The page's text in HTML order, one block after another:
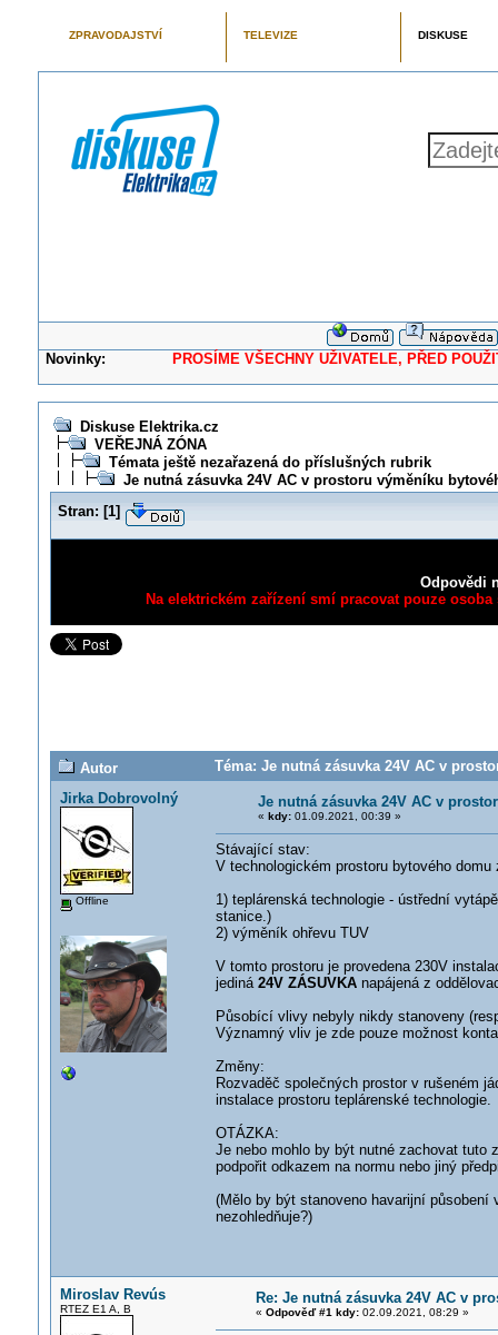
ZPRAVODAJSTVÍ TELEVIZE DISKUSE
Novinky: PROSÍME VŠECHNY UŽIVATELE, PŘED
Diskuse Elektrika.cz
VEŘEJNÁ ZÓNA
Témata ještě nezařazená do příslušných rubrik
Je nutná zásuvka 24V AC v prostoru výměníku
Stran: [1]
Odpovědi
Na elektrickém zařízení smí pracovat pouze
Autor
Téma: Je nutná zásuvka 24V AC v
Jirka Dobrovolný
Offline
Je nutná zásuvka 24V AC v
« kdy:01.09.2021, 00:39 »
Stávající stav:
V technologickém prostoru bytového
1) teplárenská technologie - ústřední
stanice.)
2) výměník ohřevu TUV
V tomto prostoru je provedena 230V
jediná 24V ZÁSUVKAnapájená z
Působící vlivy nebyly nikdy stanoveny
Významný vliv je zde pouze možnost
Změny:
Rozvaděč společných prostor v rušeném
instalace prostoru teplárenské technologie.
OTÁZKA:
Je nebo mohlo by být nutné zachovat tuto
podpořit odkazem na normu nebo jiný
(Mělo by být stanoveno havarijní
nezohledňuje?)
Miroslav Revús
RTEZ E1 A, B
Re: Je nutná zásuvka 24V AC v
« Odpověď #1 kdy:02.09.2021, 08:29 »